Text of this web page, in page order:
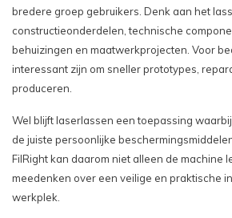
bredere groep gebruikers. Denk aan het
constructieonderdelen, technische
behuizingen en maatwerkprojecten. Voor
interessant zijn om sneller prototypes,
produceren.
Wel blijft laserlassen een toepassing
de juiste persoonlijke
FilRight kan daarom niet alleen de machine
meedenken over een veilige en praktische
werkplek.